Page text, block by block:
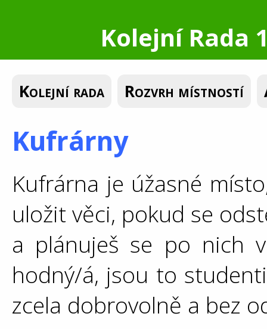
Kolejní Rada
Kolejní rada Rozvrh místností
Kufrárny
Kufrárna je úžasné
uložit věci, pokud se
a plánuješ se po nich
hodný/á, jsou to
zcela dobrovolně a bez